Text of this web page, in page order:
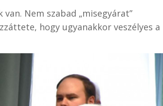
Nem szabad „misegyárat”
hogy ugyanakkor veszélyes a